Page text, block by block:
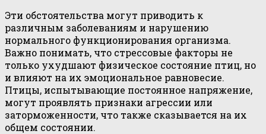
Эти обстоятельства могут приводить к
различным заболеваниям и нарушению
нормального функционирования организма.
Важно понимать, что стрессовые факторы не
только ухудшают физическое состояние птиц, но
и влияют на их эмоциональное равновесие.
Птицы, испытывающие постоянное напряжение,
могут проявлять признаки агрессии или
заторможенности, что также сказывается на их
общем состоянии.